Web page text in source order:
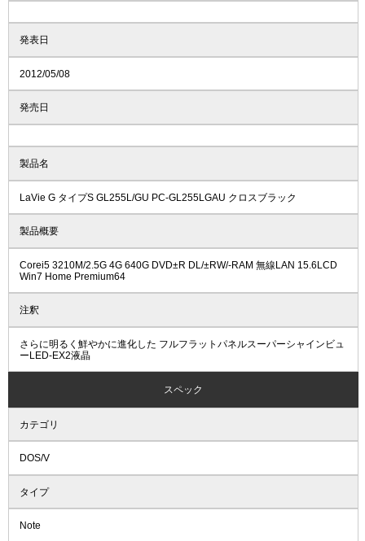
発表日
2012/05/08
発売日
製品名
LaVie G タイプS GL255L/GU PC-GL255LGAU クロスブラック
製品概要
Corei5 3210M/2.5G 4G 640G DVD±R DL/±RW/-RAM 無線LAN 15.6LCD
Win7 Home Premium64
注釈
さらに明るく鮮やかに進化した フルフラットパネルスーパーシャインビュ
ーLED-EX2液晶
スペック
カテゴリ
DOS/V
タイプ
Note